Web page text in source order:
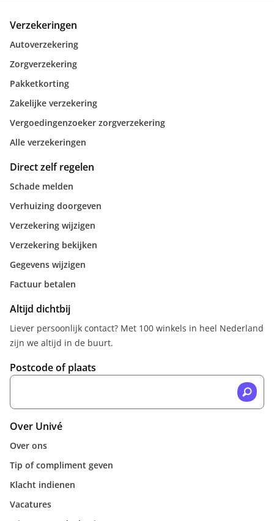
Verzekeringen
Autoverzekering
Zorgverzekering
Pakketkorting
Zakelijke verzekering
Vergoedingenzoeker zorgverzekering
Alle verzekeringen
Direct zelf regelen
Schade melden
Verhuizing doorgeven
Verzekering wijzigen
Verzekering bekijken
Gegevens wijzigen
Factuur betalen
Altijd dichtbij
Liever persoonlijk contact? Met 100 winkels in heel Nederland
zijn we altijd in de buurt.
Postcode of plaats
Over Univé
Over ons
Tip of compliment geven
Klacht indienen
Vacatures